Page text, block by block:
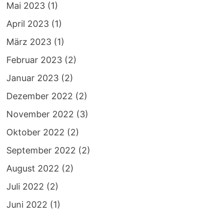
Mai 2023(1)
April 2023(1)
März 2023(1)
Februar 2023(2)
Januar 2023(2)
Dezember 2022 (2)
November 2022 (3)
Oktober 2022 (2)
September 2022 (2)
August 2022 (2)
Juli 2022 (2)
Juni 2022 (1)